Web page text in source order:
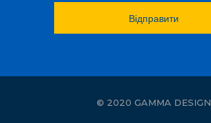
© 2020 GAMMA DESIGN